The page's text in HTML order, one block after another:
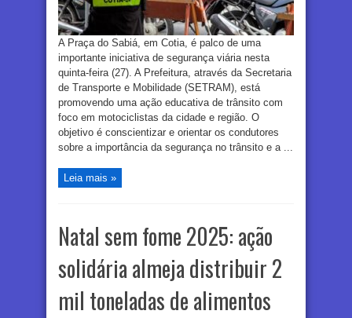
A Praça do Sabiá, em Cotia, é palco de uma
importante iniciativa de segurança viária nesta
quinta-feira (27). A Prefeitura, através da Secretaria
de Transporte e Mobilidade (SETRAM), está
promovendo uma ação educativa de trânsito com
foco em motociclistas da cidade e região. O
objetivo é conscientizar e orientar os condutores
sobre a importância da segurança no trânsito e a ...
Leia mais »
Natal sem fome 2025: ação
solidária almeja distribuir 2
mil toneladas de alimentos